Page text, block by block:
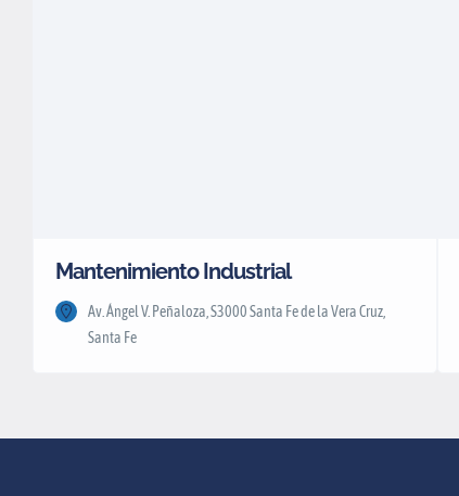
Mantenimiento Industrial
Av. Ángel V. Peñaloza, S3000 Santa Fe de la Vera Cruz,
Santa Fe